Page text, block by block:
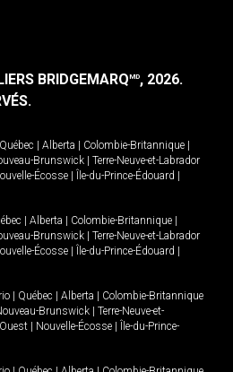
BRIDGEMARQMD, 2026.
Québec | Alberta | Colombie-Britannique |
Brunswick | Terre-Neuve-et-Labrador
Écosse | Île-du-Prince-Édouard |
| Alberta | Colombie-Britannique |
Brunswick | Terre-Neuve-et-Labrador
Écosse | Île-du-Prince-Édouard |
| Québec | Alberta | Colombie-Britannique
Brunswick | Terre-Neuve-et-
| Nouvelle-Écosse | Île-du-Prince-